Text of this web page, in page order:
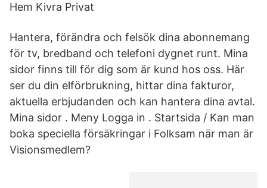
Hem Kivra Privat
Hantera, förändra och felsök dina abonnemang
för tv, bredband och telefoni dygnet runt. Mina
sidor finns till för dig som är kund hos oss. Här
ser du din elförbrukning, hittar dina fakturor,
aktuella erbjudanden och kan hantera dina avtal.
Mina sidor . Meny Logga in . Startsida / Kan man
boka speciella försäkringar i Folksam när man är
Visionsmedlem?